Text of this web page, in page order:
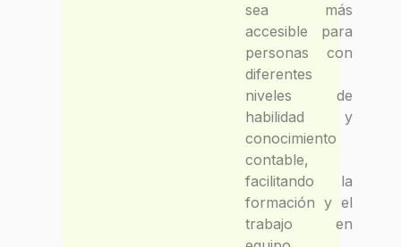
sea más
accesible para
personas con
diferentes
niveles de
habilidad y
conocimiento
contable,
facilitando la
formación y el
trabajo en